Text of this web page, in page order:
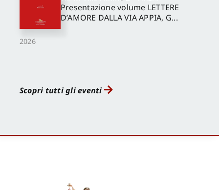
2026
Presentazione volume LETTERE
D’AMORE DALLA VIA APPIA, G...
Scopri tutti gli eventi